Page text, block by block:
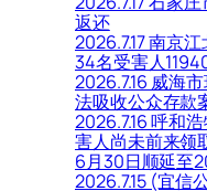
返还
2026.7.17 南京
34名受害人
2026.7.16 威海
法吸收公众存款
2026.7.16 呼和
害人尚未前来领
6月30日顺延至
2026.7.15 (宜信